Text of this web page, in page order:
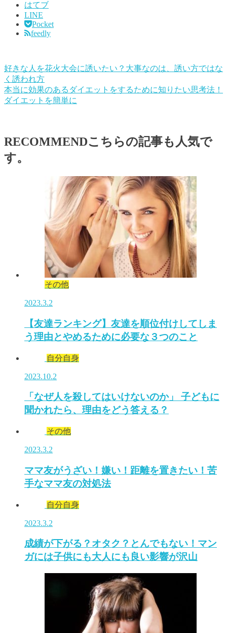
はてブ
LINE
Pocket
feedly
好きな人を花火大会に誘いたい？大事なのは、誘い方ではな
く誘われ方
本当に効果のあるダイエットをするために知りたい思考法！
ダイエットを簡単に
RECOMMENDこちらの記事も人気で
す。
その他
2023.3.2
【友達ランキング】友達を順位付けしてしま
う理由とやめるために必要な３つのこと
自分自身
2023.10.2
「なぜ人を殺してはいけないのか」 子どもに
聞かれたら、理由をどう答える？
その他
2023.3.2
ママ友がうざい！嫌い！距離を置きたい！苦
手なママ友の対処法
自分自身
2023.3.2
成績が下がる？オタク？とんでもない！マン
ガには子供にも大人にも良い影響が沢山